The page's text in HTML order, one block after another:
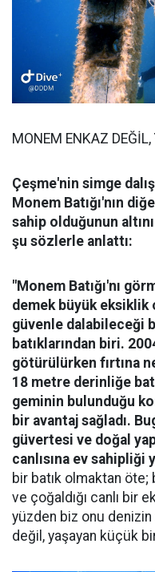
MONEM ENKAZ
Çeşme'nin simge
Monem Batığı'nın
sahip olduğunun
şu sözlerle anlattı:
"Monem Batığı'nı
demek büyük eksiklik
güvenle dalabileceği
batıklarından biri.
götürülürken fırtına
18 metre derinliğe
geminin bulunduğu
bir avantaj sağladı.
güvertesi ve doğal
canlısına ev sahipliği
bir batık olmaktan öte;
ve çoğaldığı canlı bir
yüzden biz onu
değil, yaşayan küçük